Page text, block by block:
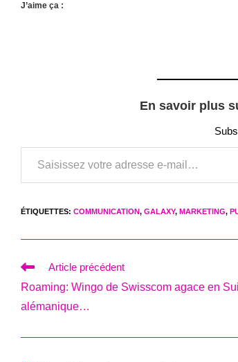
J’aime ça :
En savoir plus
Saisissez votre adresse e-mail…
ÉTIQUETTES: COMMUNICATION, GALAXY, MARKETING,
Read
articles
Article précédent
Roaming: Wingo de Swisscom agace en
alémanique…